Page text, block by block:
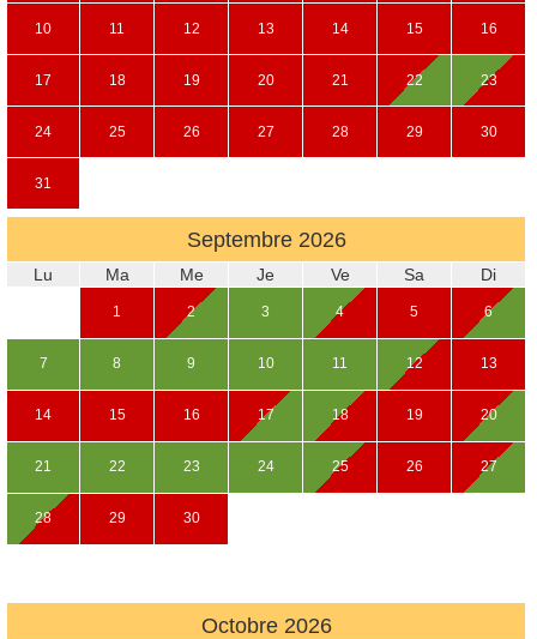
10 11 12 13 14 15 16
17 18 19 20 21 22 23
24 25 26 27 28 29 30
31
Septembre 2026
Lu Ma Me Je Ve Sa Di
1 2 3 4 5 6
7 8 9 10 11 12 13
14 15 16 17 18 19 20
21 22 23 24 25 26 27
28 29 30
Octobre 2026